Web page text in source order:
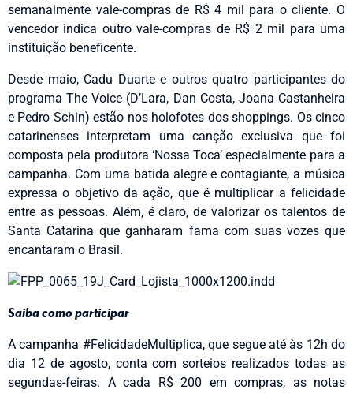
semanalmente vale-compras de R$ 4 mil para o cliente. O
vencedor indica outro vale-compras de R$ 2 mil para uma
instituição beneficente.
Desde maio, Cadu Duarte e outros quatro participantes do
programa The Voice (D’Lara, Dan Costa, Joana Castanheira
e Pedro Schin) estão nos holofotes dos shoppings. Os cinco
catarinenses interpretam uma canção exclusiva que foi
composta pela produtora ‘Nossa Toca’ especialmente para a
campanha. Com uma batida alegre e contagiante, a música
expressa o objetivo da ação, que é multiplicar a felicidade
entre as pessoas. Além, é claro, de valorizar os talentos de
Santa Catarina que ganharam fama com suas vozes que
encantaram o Brasil.
Saiba como participar
A campanha #FelicidadeMultiplica, que segue até às 12h do
dia 12 de agosto, conta com sorteios realizados todas as
segundas-feiras. A cada R$ 200 em compras, as notas